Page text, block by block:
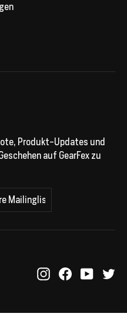
Produkt-Updates und
auf GearFex zu
InstagramFacebook